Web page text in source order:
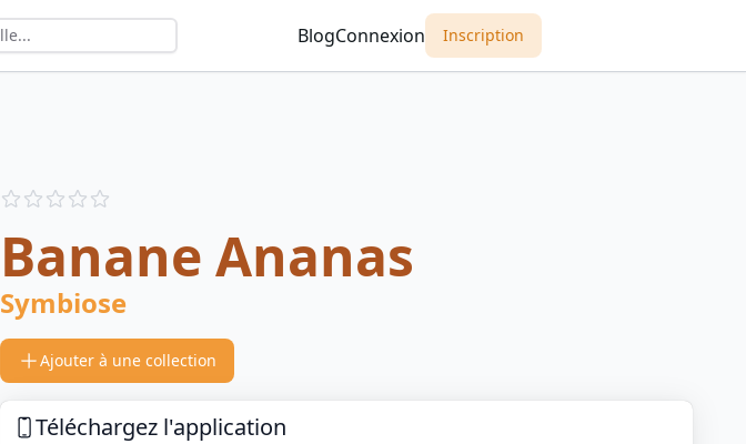
BlogConnexion Inscription
Reviews
Banane Ananas
Symbiose
Ajouter à une collection
Téléchargez l'application